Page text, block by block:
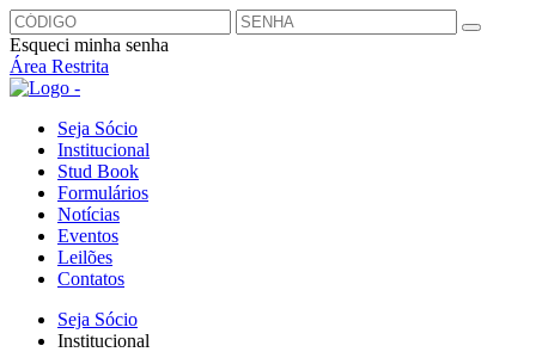
Esqueci minha senha
Área Restrita
Seja Sócio
Institucional
Stud Book
Formulários
Notícias
Eventos
Leilões
Contatos
Seja Sócio
Institucional